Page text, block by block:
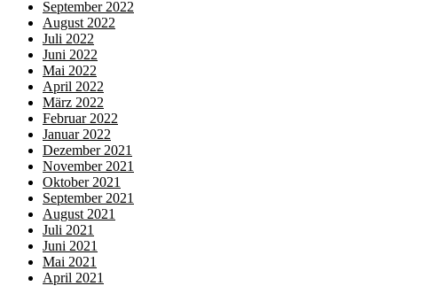
September 2022
August 2022
Juli 2022
Juni 2022
Mai 2022
April 2022
März 2022
Februar 2022
Januar 2022
Dezember 2021
November 2021
Oktober 2021
September 2021
August 2021
Juli 2021
Juni 2021
Mai 2021
April 2021